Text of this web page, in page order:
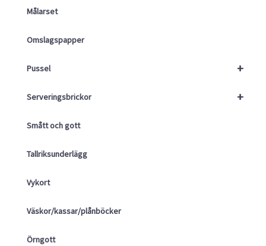
Målarset
Omslagspapper
+
Pussel
+
Serveringsbrickor
Smått och gott
Tallriksunderlägg
Vykort
Väskor/kassar/plånböcker
Örngott